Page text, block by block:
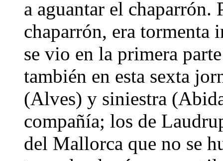
a aguantar el chaparrón.
chaparrón, era tormenta
se vio en la primera
también en esta sexta
(Alves) y siniestra
compañía; los de
del Mallorca que no se